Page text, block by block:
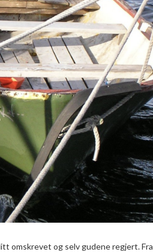
omskrevet og selv gudene regjert. Fra